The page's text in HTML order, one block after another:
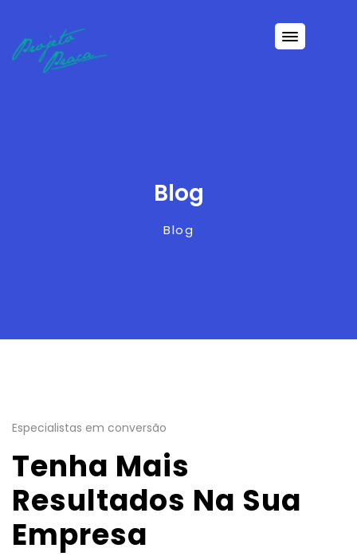
Blog
Blog
Especialistas em conversão
Tenha Mais
Resultados Na Sua
Empresa